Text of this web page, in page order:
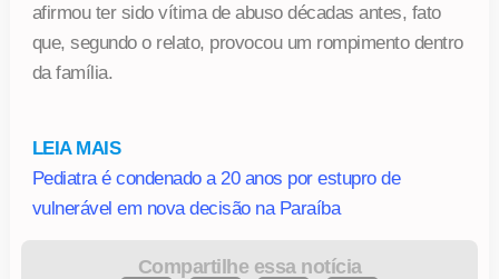
afirmou ter sido vítima de abuso décadas antes, fato
que, segundo o relato, provocou um rompimento dentro
da família.
LEIA MAIS
Pediatra é condenado a 20 anos por estupro de
vulnerável em nova decisão na Paraíba
Compartilhe essa notícia